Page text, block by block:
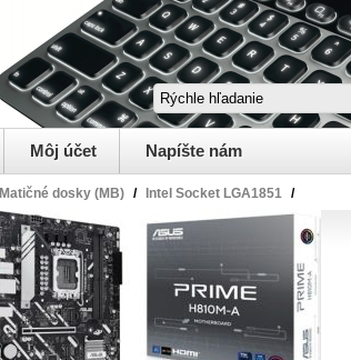
Môj účet Napíšte nám
Matičné dosky (MB) / Intel Socket LGA1851 /